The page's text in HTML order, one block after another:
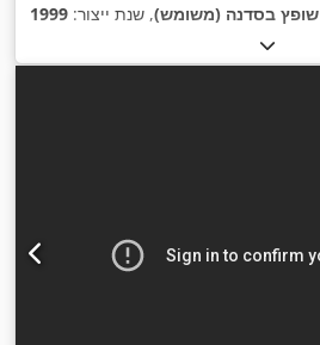
שופץ בסדנה (משומש), שנת ייצור: 1999